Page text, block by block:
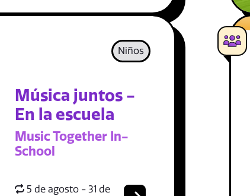
Niños
Música juntos -
En la escuela
Music Together In-
School
5 de agosto - 31 de